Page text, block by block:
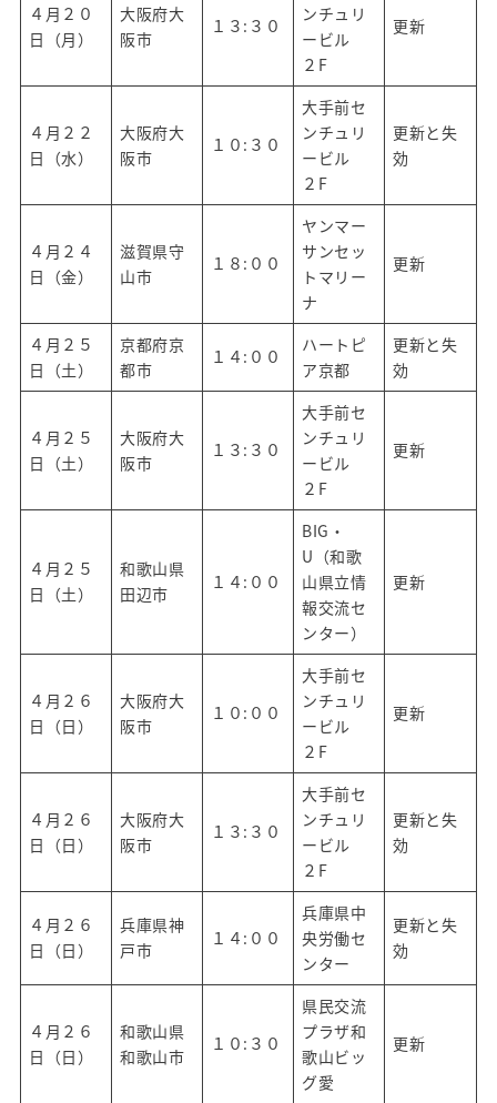
４月２０
日（月）
大阪府大
阪市
１３:３０
ンチュリ
ービル
２F
更新
４月２２
日（水）
大阪府大
阪市
１０:３０
大手前セ
ンチュリ
ービル
２F
更新と失
効
４月２４
日（金）
滋賀県守
山市
１８:００
ヤンマー
サンセッ
トマリー
ナ
更新
４月２５
日（土）
京都府京
都市
１４:００
ハートピ
ア京都
更新と失
効
４月２５
日（土）
大阪府大
阪市
１３:３０
大手前セ
ンチュリ
ービル
２F
更新
４月２５
日（土）
和歌山県
田辺市
１４:００
BIG・
U（和歌
山県立情
報交流セ
ンター）
更新
４月２６
日（日）
大阪府大
阪市
１０:００
大手前セ
ンチュリ
ービル
２F
更新
４月２６
日（日）
大阪府大
阪市
１３:３０
大手前セ
ンチュリ
ービル
２F
更新と失
効
４月２６
日（日）
兵庫県神
戸市
１４:００
兵庫県中
央労働セ
ンター
更新と失
効
４月２６
日（日）
和歌山県
和歌山市
１０:３０
県民交流
プラザ和
歌山ビッ
グ愛
更新